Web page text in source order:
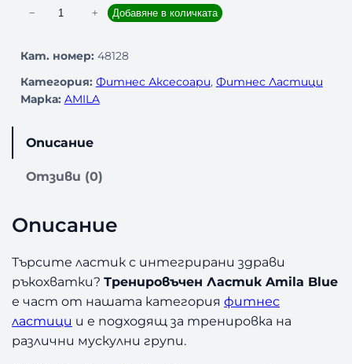
л
ч
е
т
Т
е
и
р
о
в
− + Добавяне в количката
Кат. номер: 48128
Категория: Фитнес Аксесоари, Фитнес Ластици
Марка: AMILA
Описание
Отзиви (0)
Описание
Търсите ластик с интегрирани здрави
ръкохватки?Тренировъчен Ластик Amila Blue
е част от нашата категорияфитнес
ластици и е подходящ за тренировка на
различни мускулни групи.